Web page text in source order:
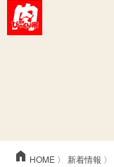
home HOME 〉 新着情報 〉